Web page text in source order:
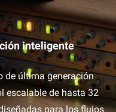
inteligente
de última generación
escalable de hasta 32
para los flujos